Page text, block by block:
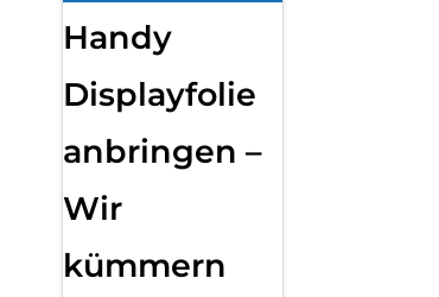
Handy
Displayfolie
anbringen –
Wir
kümmern